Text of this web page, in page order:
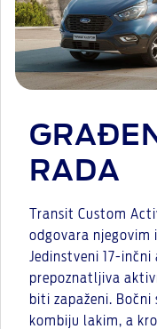
RADA
Transit Custom
odgovara njegovim
Jedinstveni 17-
prepoznatljiva
biti zapaženi.
kombiju lakim, a